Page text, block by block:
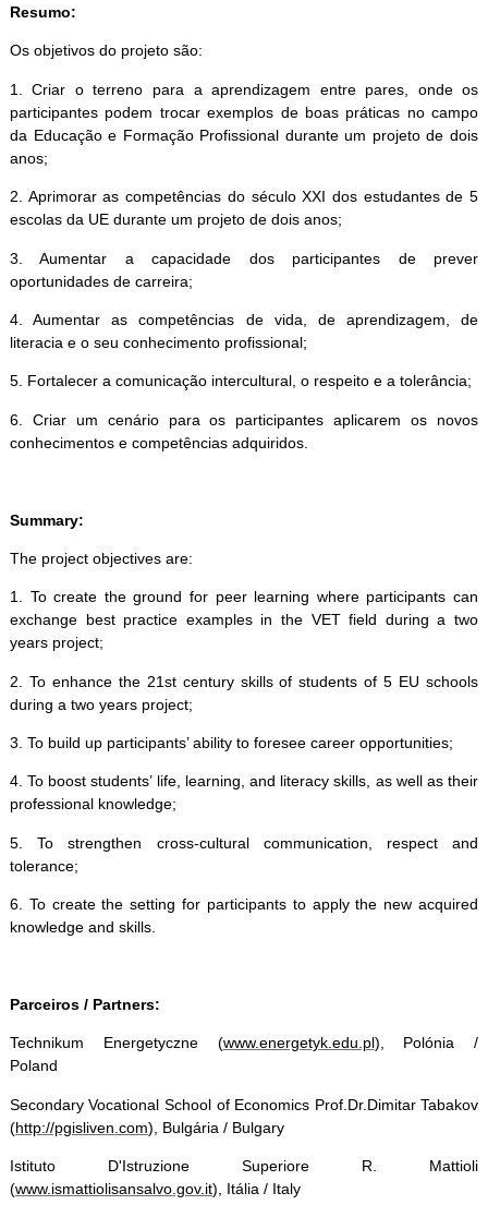
Resumo:
Os objetivos do projeto são:
1. Criar o terreno para a aprendizagem entre pares, onde os
participantes podem trocar exemplos de boas práticas no campo
da Educação e Formação Profissional durante um projeto de dois
anos;
2. Aprimorar as competências do século XXI dos estudantes de 5
escolas da UE durante um projeto de dois anos;
3. Aumentar a capacidade dos participantes de prever
oportunidades de carreira;
4. Aumentar as competências de vida, de aprendizagem, de
literacia e o seu conhecimento profissional;
5. Fortalecer a comunicação intercultural, o respeito e a tolerância;
6. Criar um cenário para os participantes aplicarem os novos
conhecimentos e competências adquiridos.
Summary:
The project objectives are:
1. To create the ground for peer learning where participants can
exchange best practice examples in the VET field during a two
years project;
2. To enhance the 21st century skills of students of 5 EU schools
during a two years project;
3. To build up participants’ ability to foresee career opportunities;
4. To boost students’ life, learning, and literacy skills, as well as their
professional knowledge;
5. To strengthen cross-cultural communication, respect and
tolerance;
6. To create the setting for participants to apply the new acquired
knowledge and skills.
Parceiros / Partners:
Technikum Energetyczne (www.energetyk.edu.pl), Polónia /
Poland
Secondary Vocational School of Economics Prof.Dr.Dimitar Tabakov
(http://pgisliven.com), Bulgária / Bulgary
Istituto D'Istruzione Superiore R. Mattioli
(www.ismattiolisansalvo.gov.it), Itália / Italy